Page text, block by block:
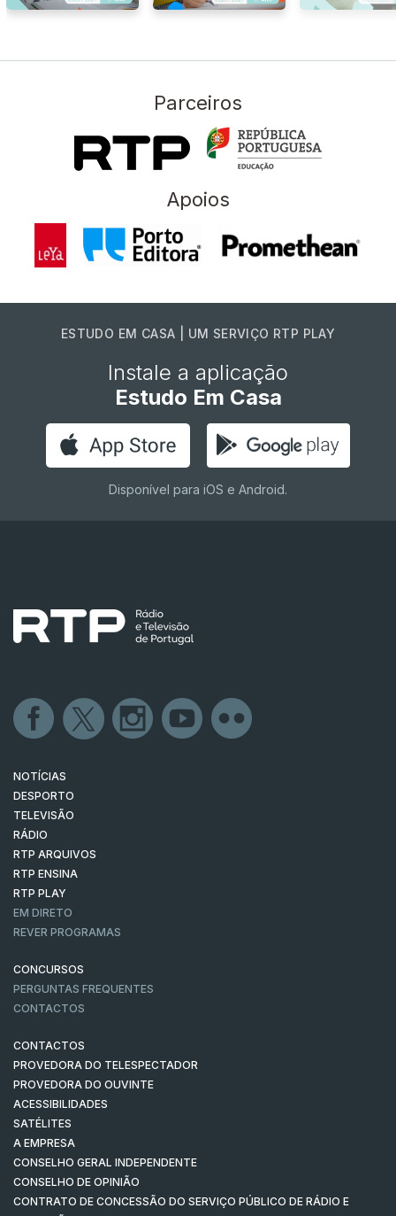
Parceiros
Apoios
ESTUDO EM CASA | UM SERVIÇO RTP PLAY
Instale a aplicação
Estudo Em Casa
Disponível para iOS e Android.
NOTÍCIAS
DESPORTO
TELEVISÃO
RÁDIO
RTP ARQUIVOS
RTP ENSINA
RTP PLAY
EM DIRETO
REVER PROGRAMAS
CONCURSOS
PERGUNTAS FREQUENTES
CONTACTOS
CONTACTOS
PROVEDORA DO TELESPECTADOR
PROVEDORA DO OUVINTE
ACESSIBILIDADES
SATÉLITES
A EMPRESA
CONSELHO GERAL INDEPENDENTE
CONSELHO DE OPINIÃO
CONTRATO DE CONCESSÃO DO SERVIÇO PÚBLICO DE RÁDIO E